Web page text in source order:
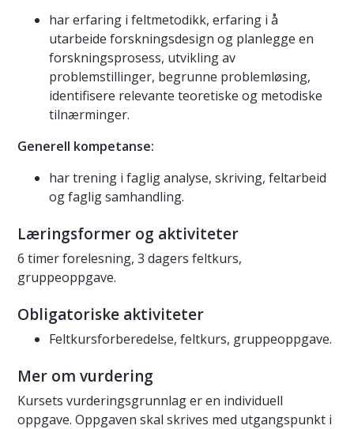
har erfaring i feltmetodikk, erfaring i å
utarbeide forskningsdesign og planlegge en
forskningsprosess, utvikling av
problemstillinger, begrunne problemløsing,
identifisere relevante teoretiske og metodiske
tilnærminger.
Generell kompetanse:
har trening i faglig analyse, skriving, feltarbeid
og faglig samhandling.
Læringsformer og aktiviteter
6 timer forelesning, 3 dagers feltkurs,
gruppeoppgave.
Obligatoriske aktiviteter
Feltkursforberedelse, feltkurs, gruppeoppgave.
Mer om vurdering
Kursets vurderingsgrunnlag er en individuell
oppgave. Oppgaven skal skrives med utgangspunkt i